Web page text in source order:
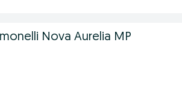
Nova Aurelia MP